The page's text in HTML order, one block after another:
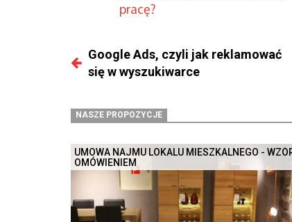
pracę?
Google Ads, czyli jak reklamować
się w wyszukiwarce
NASZE PROPOZYCJE
UMOWA NAJMU LOKALU MIESZKALNEGO -
OMÓWIENIEM